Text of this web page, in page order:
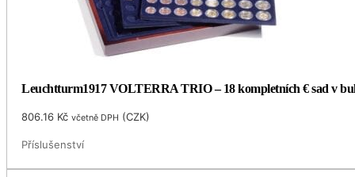
Leuchtturm1917 VOLTERRA TRIO – 18 kompletních € sad v
806.16 Kč včetně DPH (CZK)
Příslušenství